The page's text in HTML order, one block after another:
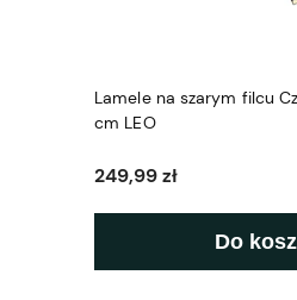
Lamele na szarym filcu
cm LEO
249,99 zł
Do